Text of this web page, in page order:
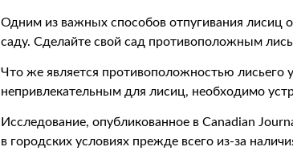
Одним из важных способов отпугивания лисиц
саду. Сделайте свой сад противоположным
Что же является противоположностью лисьего
непривлекательным для лисиц, необходимо
Исследование, опубликованное в Canadian
в городских условиях прежде всего из-за